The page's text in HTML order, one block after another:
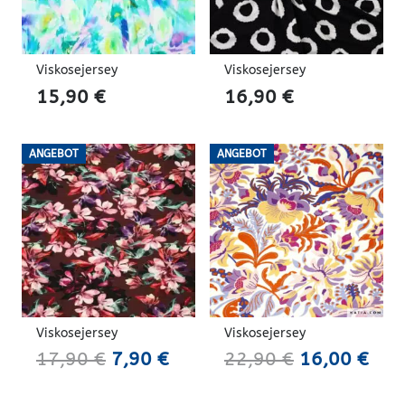
Viskosejersey
15,90 €
Viskosejersey
16,90 €
ANGEBOT
Viskosejersey
17,90€ Ursprünglicher
7,90 €Aktueller
ANGEBOT
Viskosejersey
22,90€ 16,00 €